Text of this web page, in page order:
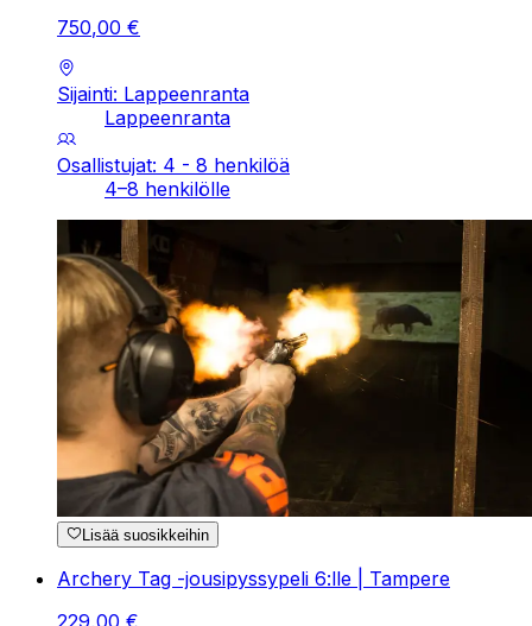
750,00 €
Sijainti: Lappeenranta
Lappeenranta
Osallistujat: 4 - 8 henkilöä
4–8 henkilölle
Lisää suosikkeihin
Archery Tag -jousipyssypeli 6:lle | Tampere